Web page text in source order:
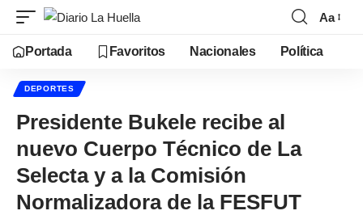
Aa
Portada Favoritos Nacionales Política
DEPORTES
Presidente Bukele recibe al
nuevo Cuerpo Técnico de La
Selecta y a la Comisión
Normalizadora de la FESFUT